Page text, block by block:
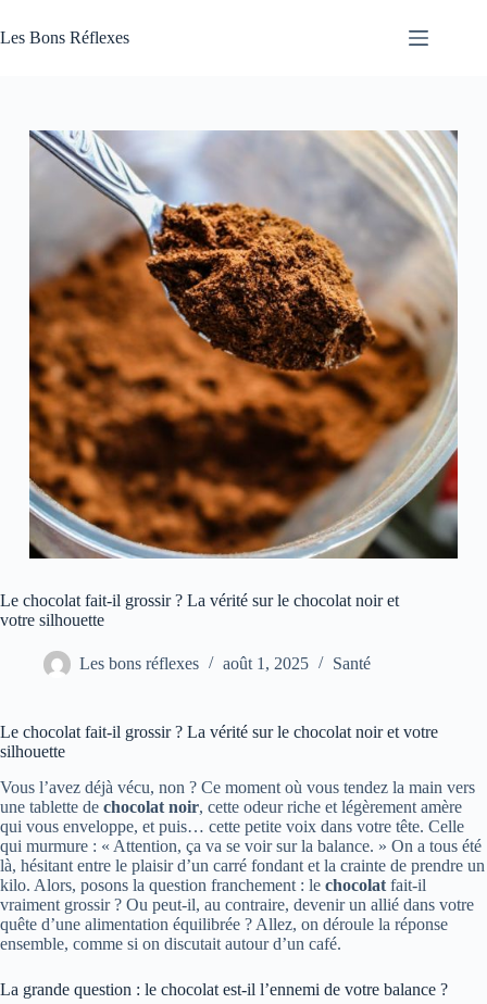
au
contenu
Les Bons Réflexes
Le chocolat fait-il grossir ? La vérité sur le chocolat noir et
votre silhouette
Les bons réflexes août 1, 2025 Santé
Le chocolat fait-il grossir ? La vérité sur le chocolat noir et votre
silhouette
Vous l’avez déjà vécu, non ? Ce moment où vous tendez la main vers
une tablette de chocolat noir, cette odeur riche et légèrement amère
qui vous enveloppe, et puis… cette petite voix dans votre tête. Celle
qui murmure : « Attention, ça va se voir sur la balance. » On a tous été
là, hésitant entre le plaisir d’un carré fondant et la crainte de prendre un
kilo. Alors, posons la question franchement : le chocolat fait-il
vraiment grossir ? Ou peut-il, au contraire, devenir un allié dans votre
quête d’une alimentation équilibrée ? Allez, on déroule la réponse
ensemble, comme si on discutait autour d’un café.
La grande question : le chocolat est-il l’ennemi de votre balance ?